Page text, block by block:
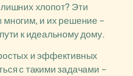
хлопот? Эти
и их решение –
к идеальному дому.
и эффективных
с такими задачами –